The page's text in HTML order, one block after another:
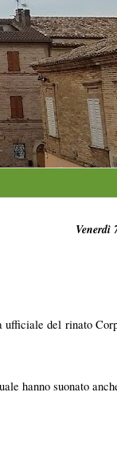
Venerdì
del rinato
hanno suonato